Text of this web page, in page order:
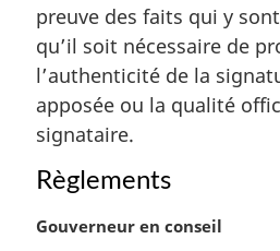
a
r
g
i
n
a
e
preuve des faits qui y
qu’il soit nécessaire de
l’authenticité de la
apposée ou la qualité
signataire.
Règlements
N
Gouverneur en conseil